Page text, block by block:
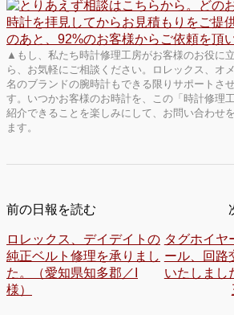
▲もし、私たち時計修理工房がお客様のお役に
ら、お気軽にご相談ください。ロレックス、オ
名のブランドの腕時計もできる限りサポートさ
す。いつかお客様のお時計を、この「時計修理
紹介できることを楽しみにして、お問い合わせ
ます。
前の日報を読む
ロレックス、デイデイトの
純正ベルト修理を承りまし
た。（愛知県知多郡／I
様）
タグホイヤ
ール、回路
いたしまし